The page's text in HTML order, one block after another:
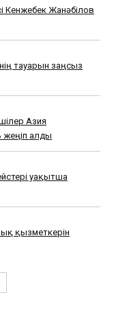
Кенжебек Жанәбілов
тауарын заңсыз
Азия
жеңіп алды
уақытша
қызметкерін